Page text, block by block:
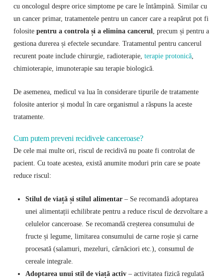
cu oncologul despre orice simptome pe care le întâmpină. Similar cu
un cancer primar, tratamentele pentru un cancer care a reapărut pot fi
folosite pentru a controla și a elimina cancerul , precum și pentru a
gestiona durerea și efectele secundare. Tratamentul pentru cancerul
recurent poate include chirurgie, radioterapie, terapie protonică,
chimioterapie, imunoterapie sau terapie biologică.
De asemenea, medicul va lua în considerare tipurile de tratamente
folosite anterior și modul în care organismul a răspuns la aceste
tratamente.
Cum putem preveni recidivele canceroase?
De cele mai multe ori, riscul de recidivă nu poate fi controlat de
pacient. Cu toate acestea, există anumite moduri prin care se poate
reduce riscul:
Stilul de viață și stilul alimentar – Se recomandă adoptarea
unei alimentații echilibrate pentru a reduce riscul de dezvoltare a
celulelor canceroase. Se recomandă creșterea consumului de
fructe și legume, limitarea consumului de carne roșie și carne
procesată (salamuri, mezeluri, cârnăciori etc.), consumul de
cereale integrale.
Adoptarea unui stil de viață activ – activitatea fizică regulată